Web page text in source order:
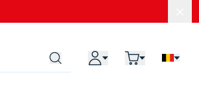
Search
NL
Mijn accountWinkelwagen